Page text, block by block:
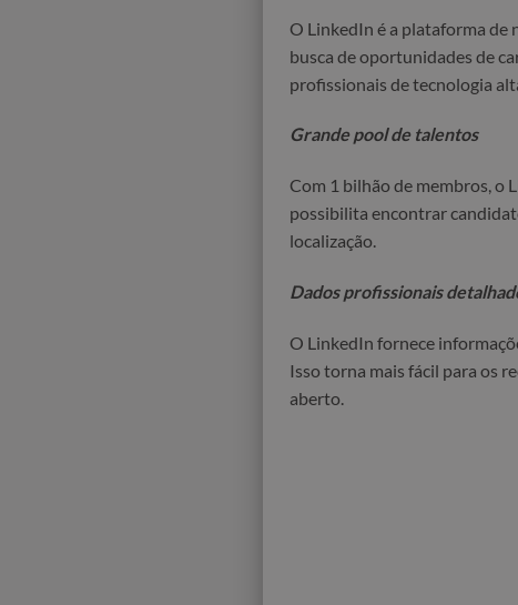
O LinkedIn é a plataforma de
busca de oportunidades de
profissionais de tecnologia
Grande pool de talentos
Com 1 bilhão de membros, o
possibilita encontrar
localização.
Dados profissionais
O LinkedIn fornece
Isso torna mais fácil para os
aberto.